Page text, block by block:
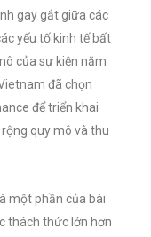
gay gắt giữa các
yếu tố kinh tế bất
của sự kiện năm
đã chọn
để triển khai
quy mô và thu
một phần của bài
thách thức lớn hơn